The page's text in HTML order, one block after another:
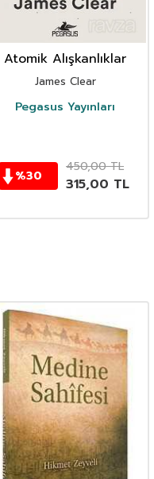
Atomik Alışkanlıklar
James Clear
Pegasus Yayınları
%30
450,00TL
315,00 TL